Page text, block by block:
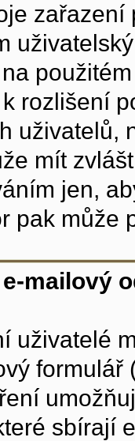
rozlišení
uživatelů,
mít
jen,
pak může
mailový
uživatelé
sbírají